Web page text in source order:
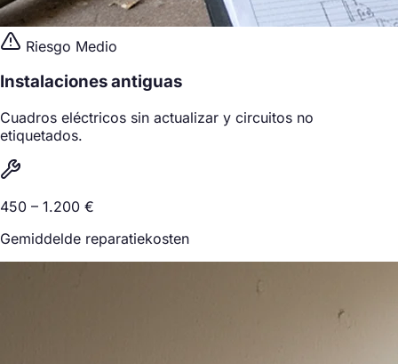
Riesgo Medio
Instalaciones antiguas
Cuadros eléctricos sin actualizar y circuitos no
etiquetados.
450 – 1.200 €
Gemiddelde reparatiekosten